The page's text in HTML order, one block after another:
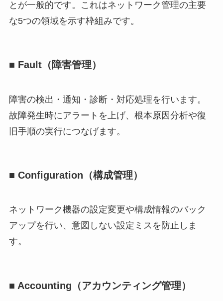
とが一般的です。これはネットワーク管理の主要
な5つの領域を示す枠組みです。
■ Fault（障害管理）
障害の検出・通知・診断・対応処理を行います。
故障発生時にアラートを上げ、根本原因分析や復
旧手順の実行につなげます。
■ Configuration（構成管理）
ネットワーク機器の設定変更や構成情報のバック
アップを行い、意図しない設定ミスを防止しま
す。
■ Accounting（アカウンティング管理）